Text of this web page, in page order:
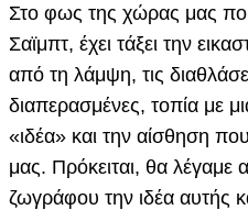
Στο φως της χώρας μας που
Σαϊμπτ, έχει τάξει την
από τη λάμψη, τις
διαπερασμένες, τοπία με
«ιδέα» και την αίσθηση
μας. Πρόκειται, θα λέγαμε
ζωγράφου την ιδέα αυτής